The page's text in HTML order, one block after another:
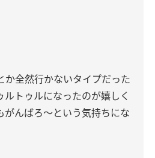
か全然行かないタイプだった
ルトゥルになったのが嬉しく
がんばろ〜という気持ちにな